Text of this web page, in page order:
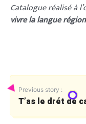
Catalogue réalisé à
vivre la langue
Previous story :
T’as le drét de